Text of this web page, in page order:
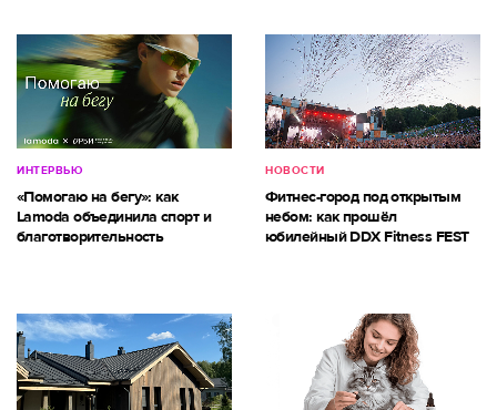
ИНТЕРВЬЮ
«Помогаю на бегу»: как
Lamoda объединила спорт и
благотворительность
НОВОСТИ
Фитнес-город под открытым
небом: как прошёл
юбилейный DDX Fitness FEST